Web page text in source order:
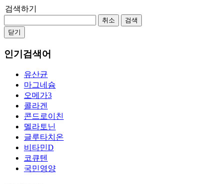
검색하기
취소
검색
닫기
인기검색어
유산균
마그네슘
오메가3
콜라겐
콘드로이친
멜라토닌
글루타치온
비타민D
코큐텐
국민영양